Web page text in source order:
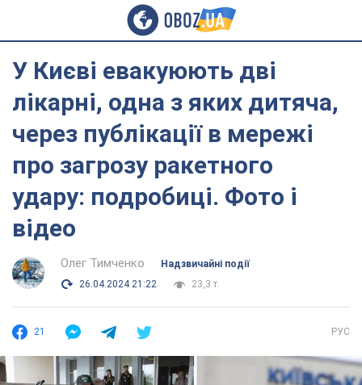
У Києві евакуюють дві
лікарні, одна з яких дитяча,
через публікації в мережі
про загрозу ракетного
удару: подробиці. Фото і
відео
Олег Тимченко
Надзвичайні події
26.04.2024 21:22
23,3 т.
21 РУС